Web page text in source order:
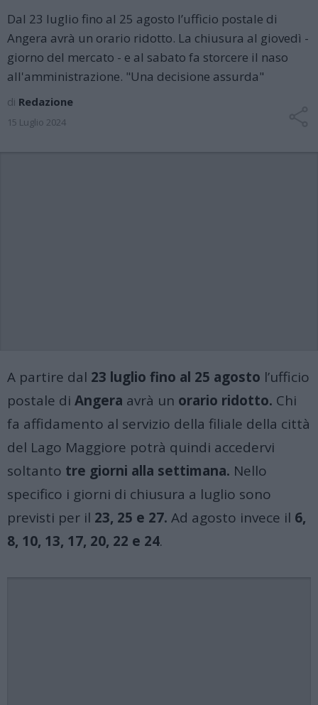
Dal 23 luglio fino al 25 agosto l’ufficio postale di
Angera avrà un orario ridotto. La chiusura al giovedì -
giorno del mercato - e al sabato fa storcere il naso
all'amministrazione. "Una decisione assurda"
di Redazione
15 Luglio 2024
A partire dal 23 luglio fino al 25 agosto l’ufficio
postale di Angera avrà un orario ridotto. Chi
fa affidamento al servizio della filiale della città
del Lago Maggiore potrà quindi accedervi
soltanto tre giorni alla settimana. Nello
specifico i giorni di chiusura a luglio sono
previsti per il 23, 25 e 27. Ad agosto invece il 6,
8, 10, 13, 17, 20, 22 e 24.